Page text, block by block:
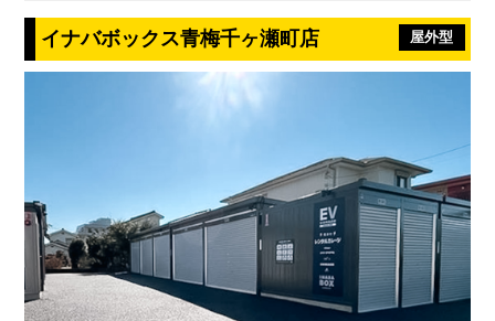
イナバボックス青梅千ヶ瀬町店 屋外型